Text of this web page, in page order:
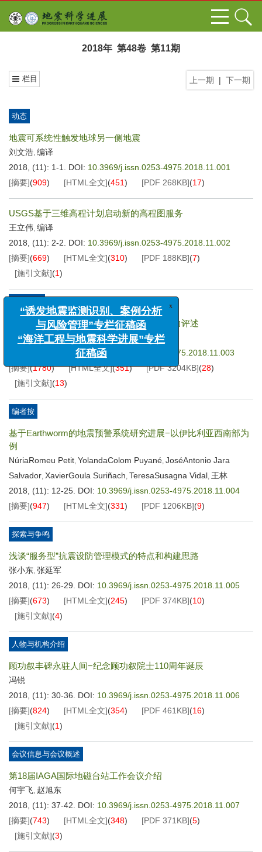
2018年 第48卷 第11期
上一期 | 下一期
栏目
动态
地震可系统性触发地球另一侧地震
刘文浩, 编译
2018, (11): 1-1.
DOI: 10.3969/j.issn.0253-4975.2018.11.001
[摘要](909) [HTML全文](451) [PDF 268KB](17)
USGS基于三维高程计划启动新的高程图服务
王立伟, 编译
2018, (11): 2-2.
DOI: 10.3969/j.issn.0253-4975.2018.11.002
[摘要](669) [HTML全文](310) [PDF 188KB](7)
[施引文献](1)
“一带一路”国家地震灾害背景及应急救援能力评述
张媛,李亦纲,王金萍,刘亢
DOI:10.3969/j.issn.0253-4975.2018.11.003
[摘要](1780) [HTML全文](351) [PDF3204KB](28)
[施引文献](13)
编者按
基于Earthworm的地震预警系统研究进展−以伊比利亚西南部为
例
NúriaRomeu Petit, YolandaColom Puyané, JoséAntonio Jara
Salvador, XavierGoula Suriñach, TeresaSusagna Vidal, 王林
2018, (11): 12-25. DOI: 10.3969/j.issn.0253-4975.2018.11.004
[摘要](947) [HTML全文](331) [PDF 1206KB](9)
探索与争鸣
浅谈“服务型”抗震设防管理模式的特点和构建思路
张小东, 张延军
2018, (11): 26-29.
DOI: 10.3969/j.issn.0253-4975.2018.11.005
[摘要](673) [HTML全文](245) [PDF 374KB](10)
[施引文献](4)
人物与机构介绍
顾功叙丰碑永驻人间−纪念顾功叙院士110周年诞辰
冯锐
2018, (11): 30-36.
DOI: 10.3969/j.issn.0253-4975.2018.11.006
[摘要](824) [HTML全文](354) [PDF 461KB](16)
[施引文献](1)
会议信息与会议概述
第18届IAGA国际地磁台站工作会议介绍
何宇飞, 赵旭东
2018, (11): 37-42.
DOI: 10.3969/j.issn.0253-4975.2018.11.007
[摘要](743) [HTML全文](348) [PDF 371KB](5)
[施引文献](3)
“诱发地震监测识别、案例分析
与风险管理”专栏征稿函
“海洋工程与地震科学进展”专栏
征稿函